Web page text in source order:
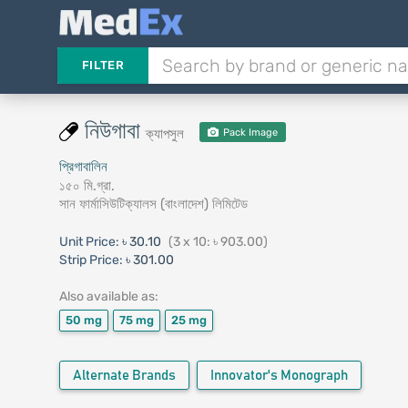
FILTER
নিউগাবাক্যাপসুল Pack Image
প্রিগাবালিন
১৫০ মি.গ্রা.
সান ফার্মাসিউটিক্যালস (বাংলাদেশ) লিমিটেড
Unit Price: ৳ 30.10 (3 x 10: ৳ 903.00)
Strip Price: ৳ 301.00
Also available as:
50 mg 75 mg 25 mg
Alternate Brands Innovator's Monograph